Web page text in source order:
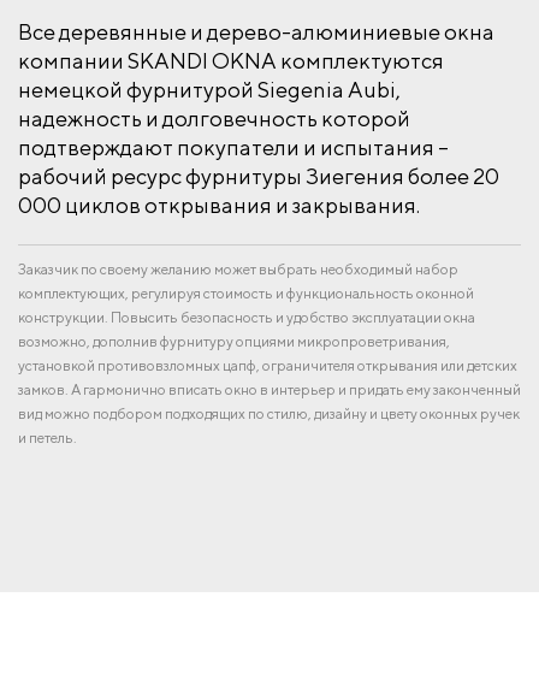
Все деревянные и дерево-алюминиевые окна
компании SKANDI OKNA комплектуются
немецкой фурнитурой Siegenia Aubi,
надежность и долговечность которой
подтверждают покупатели и испытания –
рабочий ресурс фурнитуры Зиегения более 20
000 циклов открывания и закрывания.
Заказчик по своему желанию может выбрать необходимый набор
комплектующих, регулируя стоимость и функциональность оконной
конструкции. Повысить безопасность и удобство эксплуатации окна
возможно, дополнив фурнитуру опциями микропроветривания,
установкой противовзломных цапф, ограничителя открывания или детских
замков. А гармонично вписать окно в интерьер и придать ему законченный
вид можно подбором подходящих по стилю, дизайну и цвету оконных ручек
и петель.